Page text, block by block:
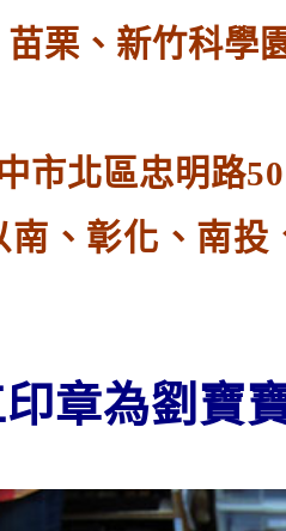
栗、新竹科學
市北區忠明路
南、彰化、南
章為劉 寶